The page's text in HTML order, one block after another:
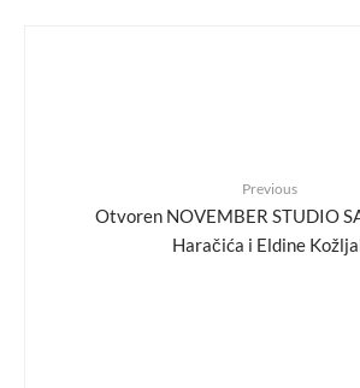
Previous
Otvoren NOVEMBER STUDIO
Haračića i Eldine